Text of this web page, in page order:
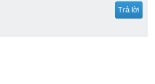
Trả lời